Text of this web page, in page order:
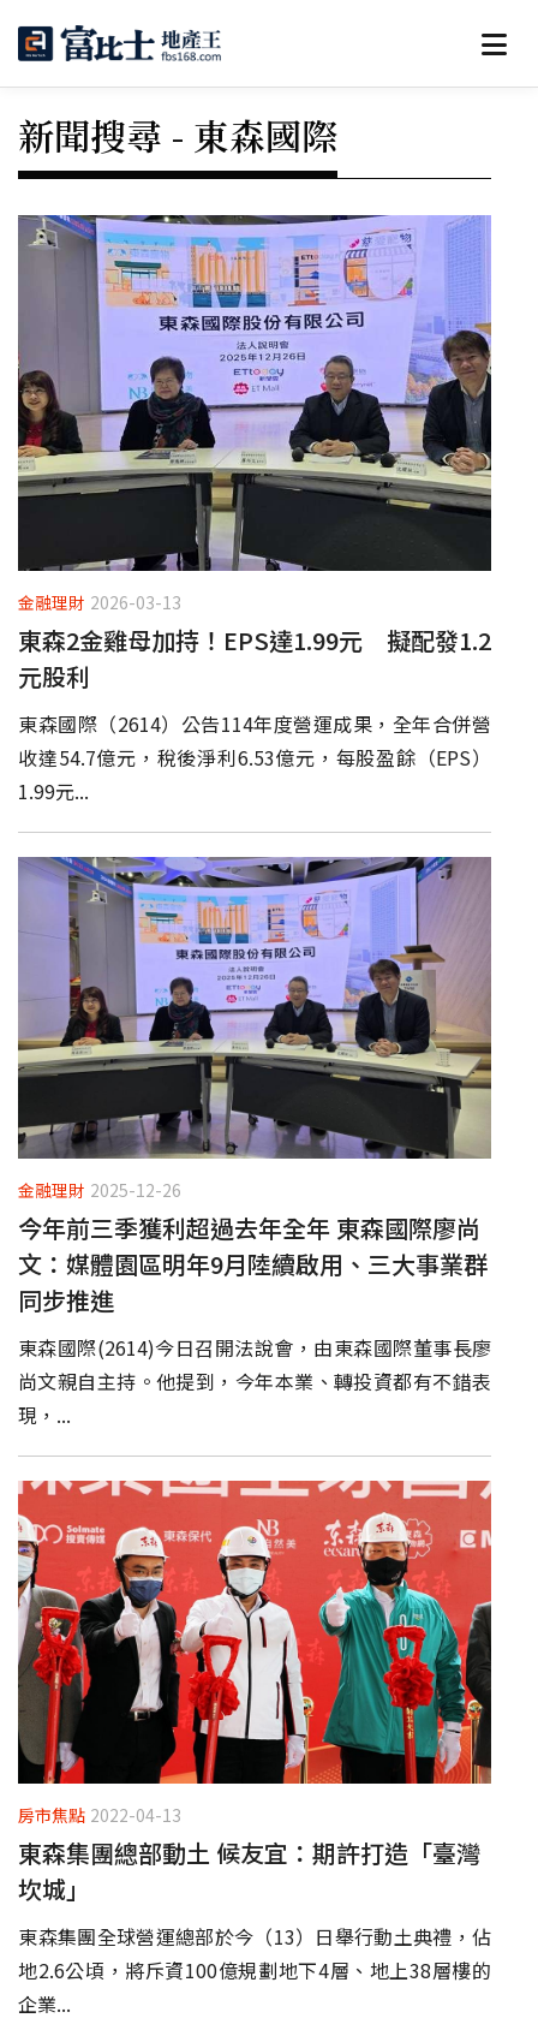
新聞搜尋 - 東森國際
金融理財 2026-03-13
東森2金雞母加持！EPS達1.99元 擬配發1.2
元股利
東森國際（2614）公告114年度營運成果，全年合併營
收達54.7億元，稅後淨利6.53億元，每股盈餘（EPS）
1.99元...
金融理財 2025-12-26
今年前三季獲利超過去年全年 東森國際廖尚
文：媒體園區明年9月陸續啟用、三大事業群
同步推進
東森國際(2614)今日召開法說會，由東森國際董事長廖
尚文親自主持。他提到，今年本業、轉投資都有不錯表
現，...
房市焦點 2022-04-13
東森集團總部動土 候友宜：期許打造「臺灣
坎城」
​東森集團全球營運總部於今（13）日舉行動土典禮，佔
地2.6公頃，將斥資100億規劃地下4層、地上38層樓的
企業...